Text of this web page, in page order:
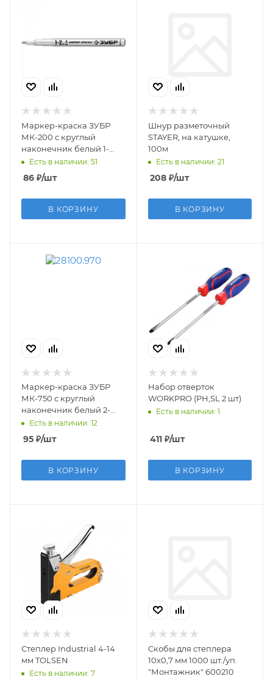
Маркер-краска ЗУБР
МК-200 с круглый
наконечник белый 1-
2ммЕсть в наличии: 51
86 ₽/шт
В КОРЗИНУ
Шнур разметочный
STAYER, на катушке,
100м
Есть в наличии: 21
208₽/шт
В КОРЗИНУ
Маркер-краска ЗУБР
МК-750 с круглый
наконечник белый 2-
4ммЕсть в наличии: 12
95 ₽/шт
В КОРЗИНУ
Набор отверток
WORKPRO (PH,SL 2 шт)
Есть в наличии: 1
411₽/шт
В КОРЗИНУ
Степлер Industrial 4-14
мм TOLSEN
Есть в наличии: 7
Cкобы для степлера
10x0,7 мм 1000 шт./уп.
"Монтажник" 600210